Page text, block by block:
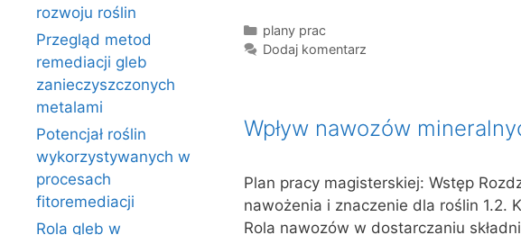
Kategorie
plany prac
Dodaj komentarz
Wpływ nawozów
Plan pracy magisterskiej: Wstęp
nawożenia i znaczenie dla roślin 1.2.
Rola nawozów w dostarczaniu
rozwoju roślin
Przegląd metod
remediacji gleb
zanieczyszczonych
metalami
Potencjał roślin
wykorzystywanych w
procesach
fitoremediacji
Rola gleb w